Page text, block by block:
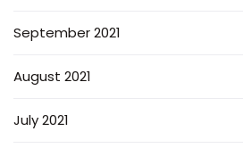
September 2021
August 2021
July 2021